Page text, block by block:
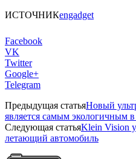
ИСТОЧНИКengadget
Facebook
VK
Twitter
Google+
Telegram
Предыдущая статьяНовый
является самым экологичным
Следующая статьяKlein Vision
летающий автомобиль